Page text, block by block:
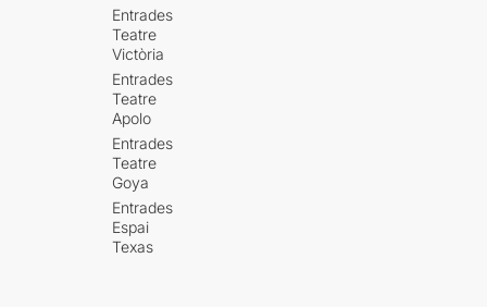
Entrades
Teatre
Victòria
Entrades
Teatre
Apolo
Entrades
Teatre
Goya
Entrades
Espai
Texas